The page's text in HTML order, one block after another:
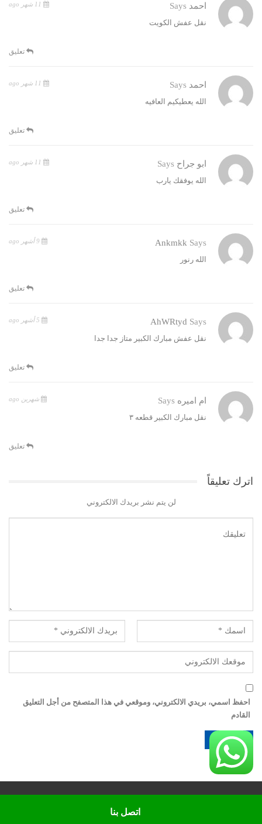
احمد Says
نقل عفش الكويت
تعليق
احمد Says
الله يعطيكيم العافيه
تعليق
ابو جراح Says
الله يوفقك يارب
تعليق
Ankmkk Says
الله رنور
تعليق
AhWRtyd Says
نقل عفش مبارك الكبير متاز جدا جدا
تعليق
ام اميره Says شهرين ago
نقل مبارك الكبير قطعه ٣
تعليق
اترك تعليقاً
لن يتم نشر بريدك الالكتروني
احفظ اسمي، بريدي الالكتروني، وموقعي في هذا المتصفح من أجل التعليق
القادم
اتصل بنا